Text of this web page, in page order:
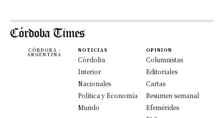
CÓRDOBA -
ARGENTINA
NOTICIAS
Córdoba
Interior
Nacionales
Política y Economía
Mundo
OPINION
Columnistas
Editoriales
Cartas
Resumen semanal
Efemérides